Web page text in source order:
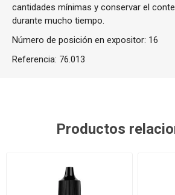
cantidades mínimas y conservar el
durante mucho tiempo.
Número de posición en expositor: 16
Referencia: 76.013
Productos